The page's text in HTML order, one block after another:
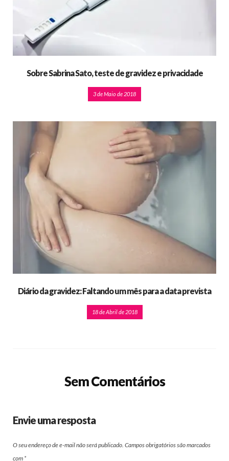
Sobre Sabrina Sato, teste de gravidez e privacidade
3 de Maio de 2018
Diário da gravidez: Faltando um mês para a data prevista
18 de Abril de 2018
Sem Comentários
Envie uma resposta
O seu endereço de e-mail não será publicado. Campos obrigatórios são marcados
com *